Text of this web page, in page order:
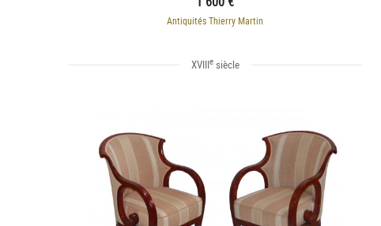
Antiquités Thierry Martin
XVIIIesiècle